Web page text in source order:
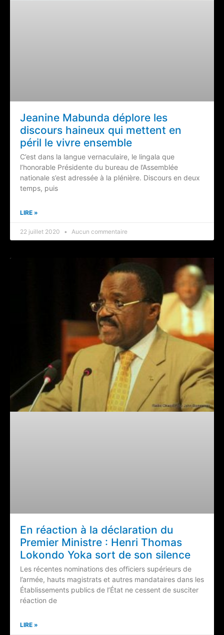
Jeanine Mabunda déplore les
discours haineux qui mettent en
péril le vivre ensemble
C’est dans la langue vernaculaire, le lingala que
l’honorable Présidente du bureau de l’Assemblée
nationale s’est adressée à la plénière. Discours en deux
temps, puis
LIRE »
22 juillet 2020 Aucun commentaire
En réaction à la déclaration du
Premier Ministre : Henri Thomas
Lokondo Yoka sort de son silence
Les récentes nominations des officiers supérieurs de
l’armée, hauts magistrats et autres mandataires dans les
Établissements publics de l’État ne cessent de susciter
réaction de
LIRE »